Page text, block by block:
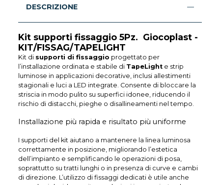
DESCRIZIONE
Kit supporti fissaggio 5Pz. Giocoplast -
KIT/FISSAG/TAPELIGHT
Kit di supporti di fissaggio progettato per
l’installazione ordinata e stabile di TapeLight e strip
luminose in applicazioni decorative, inclusi allestimenti
stagionali e luci a LED integrate. Consente di bloccare la
striscia in modo pulito su superfici idonee, riducendo il
rischio di distacchi, pieghe o disallineamenti nel tempo.
Installazione più rapida e risultato più uniforme
I supporti del kit aiutano a mantenere la linea luminosa
correttamente in posizione, migliorando l’estetica
dell’impianto e semplificando le operazioni di posa,
soprattutto su tratti lunghi o in presenza di curve e cambi
di direzione. L’utilizzo di fissaggi dedicati è utile anche